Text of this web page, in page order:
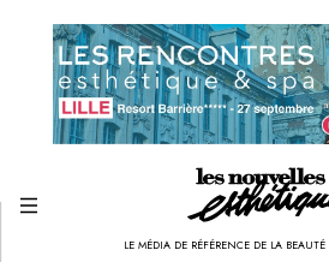
LE MÉDIA DE RÉFÉRENCE DE LA